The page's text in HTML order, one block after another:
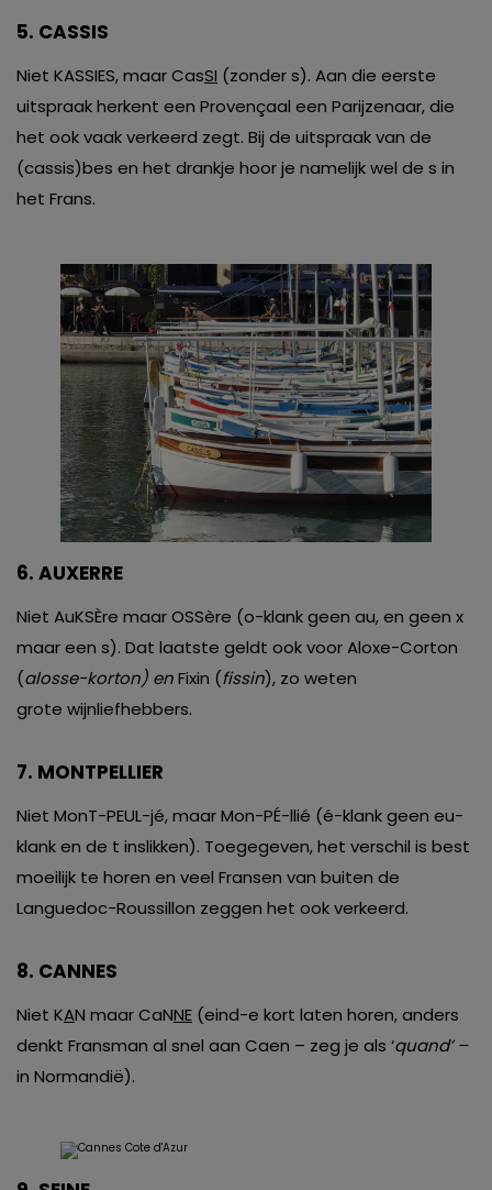
5. CASSIS
Niet KASSIES, maar CasSI (zonder s). Aan die eerste
uitspraak herkent een Provençaal een Parijzenaar, die
het ook vaak verkeerd zegt. Bij de uitspraak van de
(cassis)bes en het drankje hoor je namelijk wel de s in
het Frans.
6. AUXERRE
Niet AuKSÈre maar OSSère (o-klank geen au, en geen x
maar een s). Dat laatste geldt ook voor Aloxe-Corton
(alosse-korton) enFixin (fissin), zo weten
grote wijnliefhebbers.
7. MONTPELLIER
Niet MonT-PEUL-jé, maar Mon-PÉ-llié (é-klank geen eu-
klank en de t inslikken). Toegegeven, het verschil is best
moeilijk te horen en veel Fransen van buiten de
Languedoc-Roussillon zeggen het ook verkeerd.
8. CANNES
Niet KAN maar CaNNE (eind-e kort laten horen, anders
denkt Fransman al snel aan Caen – zeg je als ‘quand’ –
in Normandië).